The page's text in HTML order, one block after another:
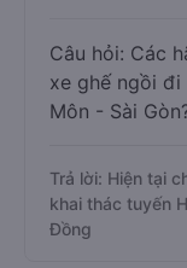
Câu hỏi: Các
xe ghế ngồi
Môn - Sài
Trả lời: Hiện tại
khai thác tuyến
Đồng